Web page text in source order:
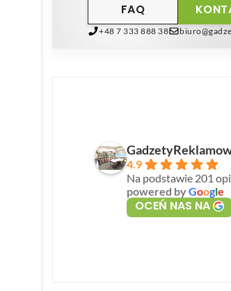
FAQ
+48 7 333 888 38
4.9
Na podstawie 201
powered byGoogle
OCEŃ NAS NA